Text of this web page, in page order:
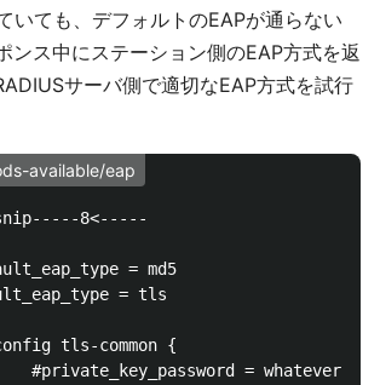
いても、デフォルトのEAPが通らない
ンス中にステーション側のEAP方式を返
サーバ側で適切なEAP方式を試行
available/eap
8<-----
= md5
= tls
tls-common {
#private_key_password = whatever